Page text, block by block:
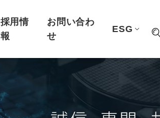
採用情
報
お問い合わ
せ
ESG